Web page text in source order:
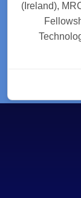
(Ireland),